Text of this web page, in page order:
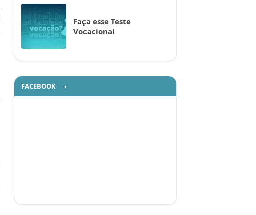
Faça esse Teste
Vocacional
FACEBOOK